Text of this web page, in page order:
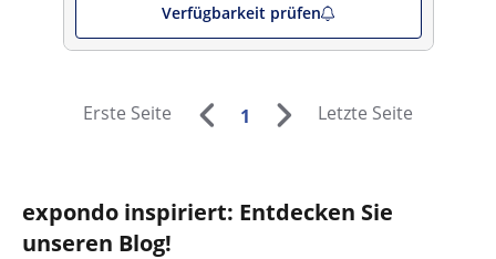
Verfügbarkeit prüfen
Erste Seite 1 Letzte Seite
expondo inspiriert: Entdecken Sie
unseren Blog!